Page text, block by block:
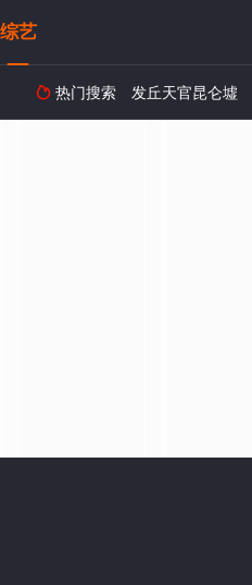
综艺
 热门搜索 发丘天官昆仑墟